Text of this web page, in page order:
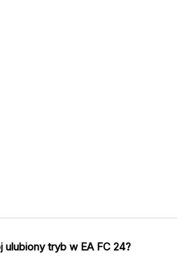
ulubiony tryb w EA FC 24?